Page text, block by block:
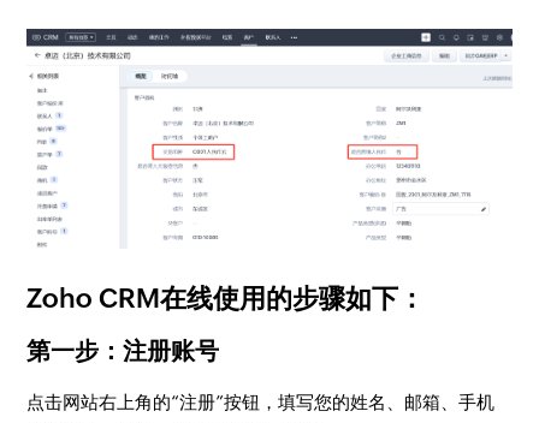
Zoho CRM在线使用的步骤如下：
第一步：注册账号
点击网站右上角的“注册”按钮，填写您的姓名、邮箱、手机